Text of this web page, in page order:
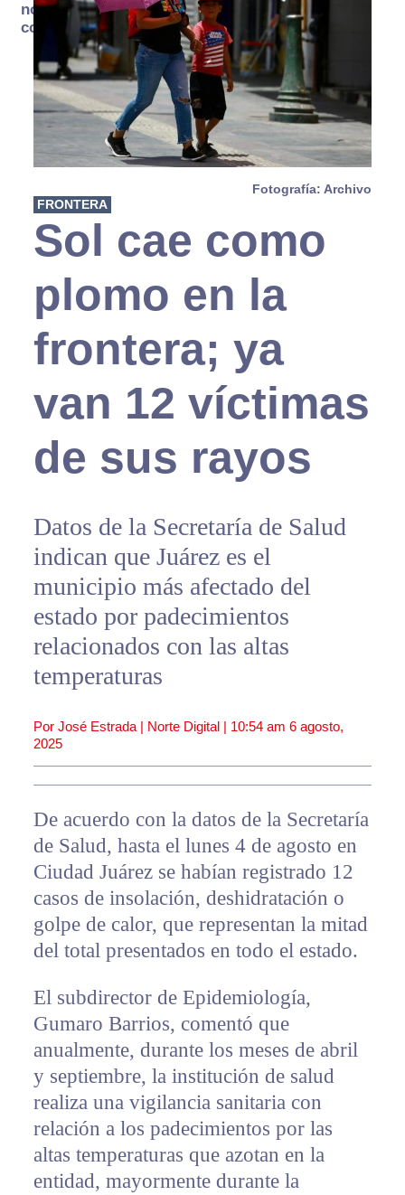
no se
consume
Fotografía: Archivo
FRONTERA
Sol cae como
plomo en la
frontera; ya
van 12 víctimas
de sus rayos
Datos de la Secretaría de Salud
indican que Juárez es el
municipio más afectado del
estado por padecimientos
relacionados con las altas
temperaturas
Por José Estrada | Norte Digital | 10:54 am 6 agosto,
2025
De acuerdo con la datos de la Secretaría
de Salud, hasta el lunes 4 de agosto en
Ciudad Juárez se habían registrado 12
casos de insolación, deshidratación o
golpe de calor, que representan la mitad
del total presentados en todo el estado.
El subdirector de Epidemiología,
Gumaro Barrios, comentó que
anualmente, durante los meses de abril
y septiembre, la institución de salud
realiza una vigilancia sanitaria con
relación a los padecimientos por las
altas temperaturas que azotan en la
entidad, mayormente durante la